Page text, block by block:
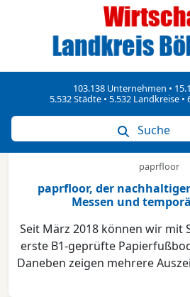
103.138 Unternehmen •
5.532 Städte • 5.532 Landkreise
Suche
paprfloor
paprfloor, der
Messen und
Seit März 2018 können wir mit
erste B1-geprüfte
Daneben zeigen mehrere